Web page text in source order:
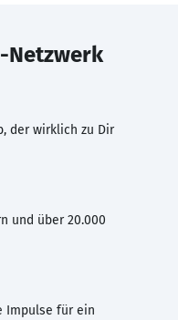
Netzwerk
der wirklich zu Dir
und über 20.000
Impulse für ein